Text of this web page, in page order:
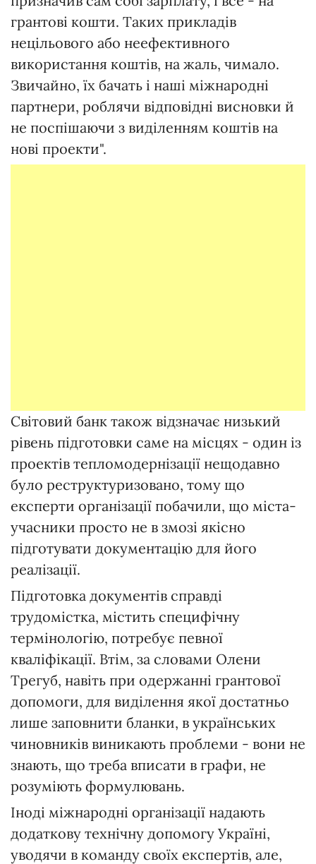
грантові кошти. Таких прикладів
нецільового або неефективного
використання коштів, на жаль, чимало.
Звичайно, їх бачать і наші міжнародні
партнери, роблячи відповідні висновки й
не поспішаючи з виділенням коштів на
нові проекти".
Світовий банк також відзначає низький
рівень підготовки саме на місцях - один із
проектів тепломодернізації нещодавно
було реструктуризовано, тому що
експерти організації побачили, що міста-
учасники просто не в змозі якісно
підготувати документацію для його
реалізації.
Підготовка документів справді
трудомістка, містить специфічну
термінологію, потребує певної
кваліфікації. Втім, за словами Олени
Трегуб, навіть при одержанні грантової
допомоги, для виділення якої достатньо
лише заповнити бланки, в українських
чиновників виникають проблеми - вони не
знають, що треба вписати в графи, не
розуміють формулювань.
Іноді міжнародні організації надають
додаткову технічну допомогу Україні,
уводячи в команду своїх експертів, але,